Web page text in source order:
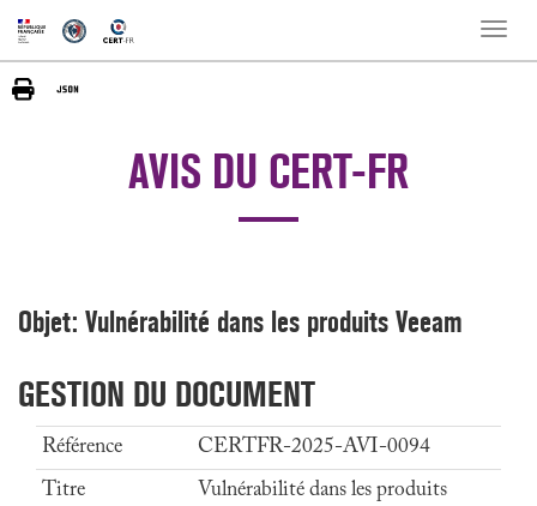
Toggle
AVIS DU CERT-FR
Objet: Vulnérabilité dans les produits Veeam
GESTION DU DOCUMENT
Référence
CERTFR-2025-AVI-0094
Titre
Vulnérabilité dans les produits